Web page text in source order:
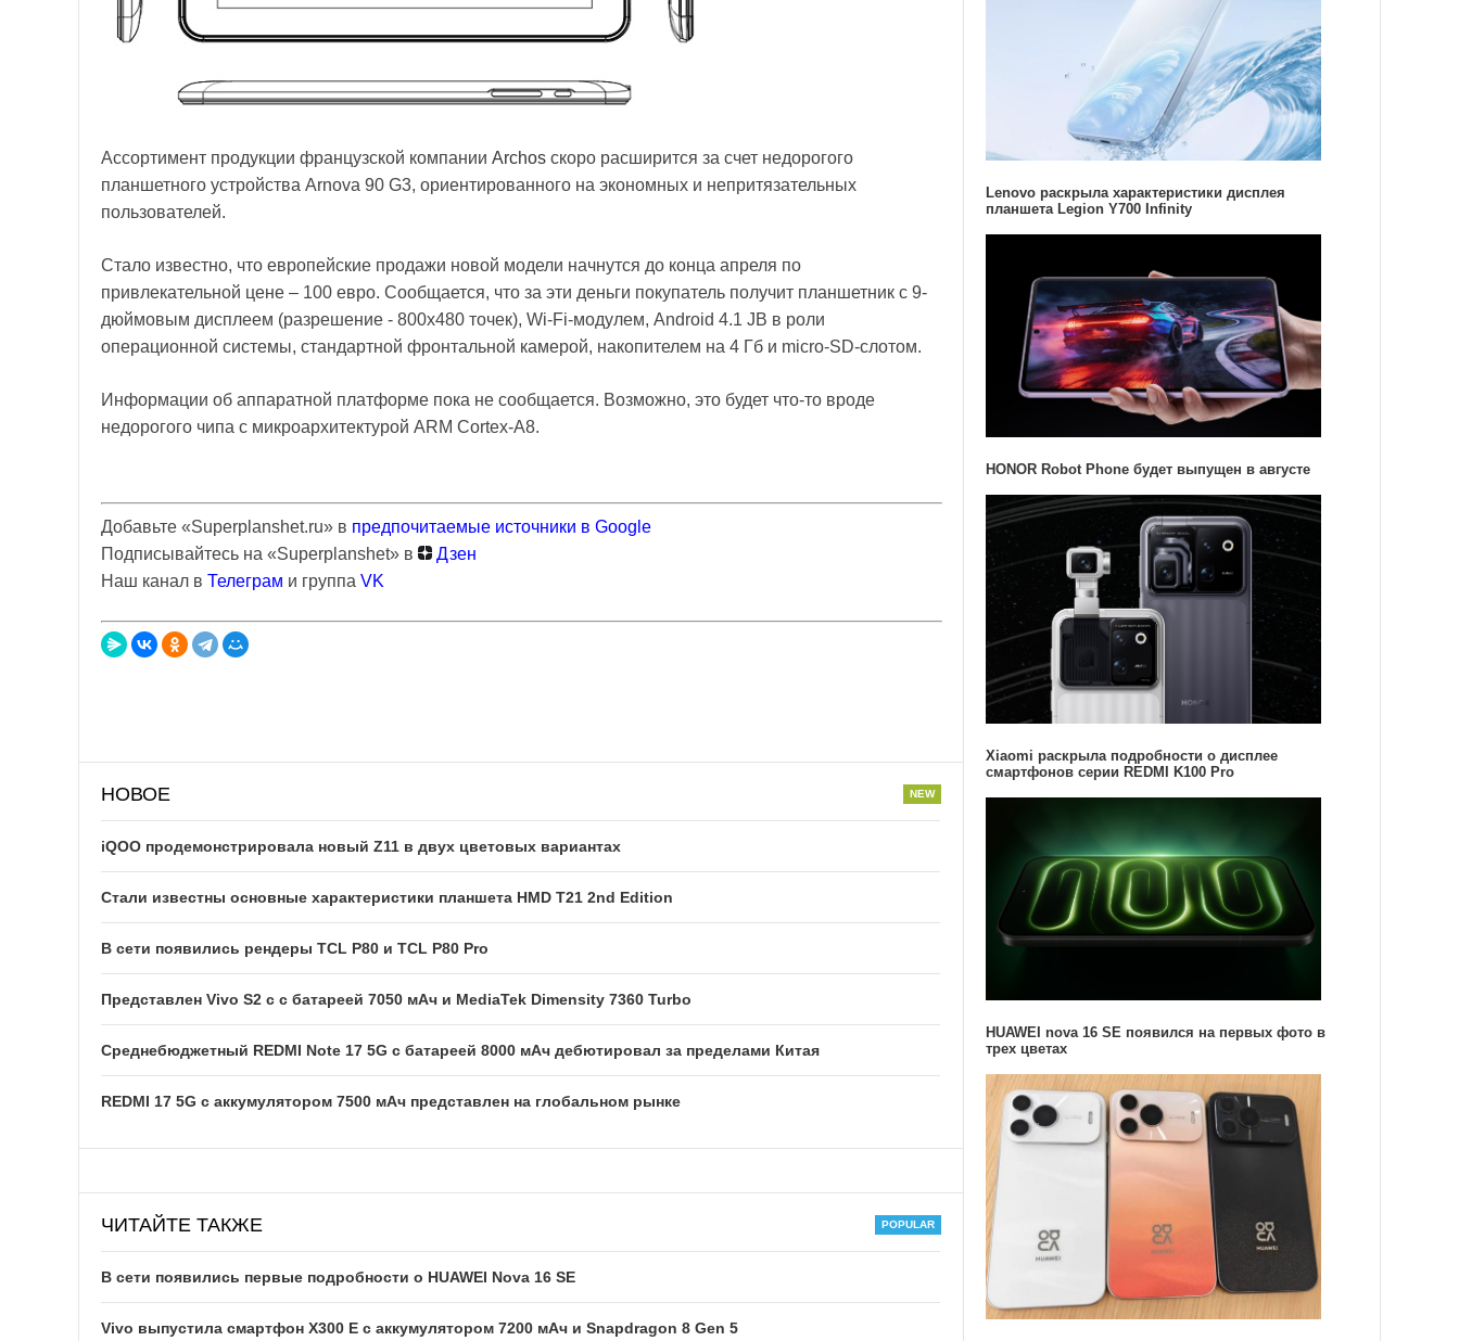
Ассортимент продукции французской компании Archos скоро расширится за счет недорогого
планшетного устройства Arnova 90 G3, ориентированного на экономных и непритязательных
пользователей.
Стало известно, что европейские продажи новой модели начнутся до конца апреля по
привлекательной цене – 100 евро. Сообщается, что за эти деньги покупатель получит планшетник с 9-
дюймовым дисплеем (разрешение - 800x480 точек), Wi-Fi-модулем, Android 4.1 JB в роли
операционной системы, стандартной фронтальной камерой, накопителем на 4 Гб и micro-SD-слотом.
Информации об аппаратной платформе пока не сообщается. Возможно, это будет что-то вроде
недорогого чипа с микроархитектурой ARM Cortex-A8.
Добавьте «Superplanshet.ru» в предпочитаемые источники в Google
Подписывайтесь на «Superplanshet» в
Дзен
Наш канал в Телеграм и группа VK
НОВОЕ
iQOO продемонстрировала новый Z11 в двух цветовых вариантах
Стали известны основные характеристики планшета HMD T21 2nd Edition
В сети появились рендеры TCL P80 и TCL P80 Pro
Представлен Vivo S2 с с батареей 7050 мАч и MediaTek Dimensity 7360 Turbo
Среднебюджетный REDMI Note 17 5G с батареей 8000 мАч дебютировал за пределами Китая
REDMI 17 5G c аккумулятором 7500 мАч представлен на глобальном рынке
ЧИТАЙТЕ ТАКЖЕ
В сети появились первые подробности о HUAWEI Nova 16 SE
Vivo выпустила смартфон X300 E с аккумулятором 7200 мАч и Snapdragon 8 Gen 5
Lenovo раскрыла характеристики дисплея
планшета Legion Y700 Infinity
HONOR Robot Phone будет выпущен в августе
Xiaomi раскрыла подробности о дисплее
смартфонов серии REDMI K100 Pro
HUAWEI nova 16 SE появился на первых фото в
трех цветах